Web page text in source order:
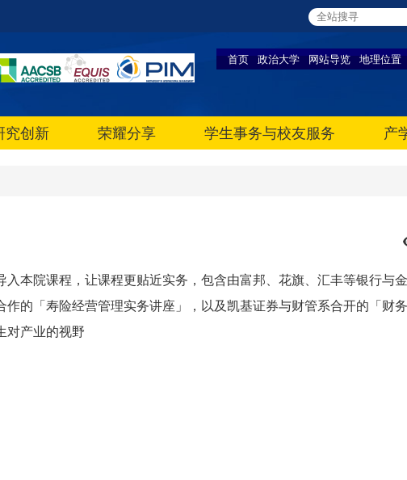
首页 政治大学 网站导览 地理位置
究创新 荣耀分享 学生事务与校友服务 产
本院课程，让课程更贴近实务，包含由富邦、花旗、汇丰等银行与
的「寿险经营管理实务讲座」，以及凯基证券与财管系合开的「财
对产业的视野